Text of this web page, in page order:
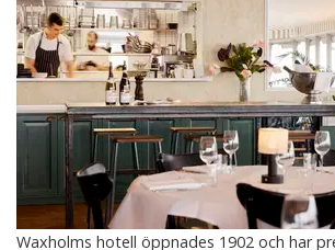
Waxholms hotell öppnades 1902 och har